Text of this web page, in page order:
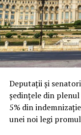
Deputații și
ședințele din
5% din
unei noi legi